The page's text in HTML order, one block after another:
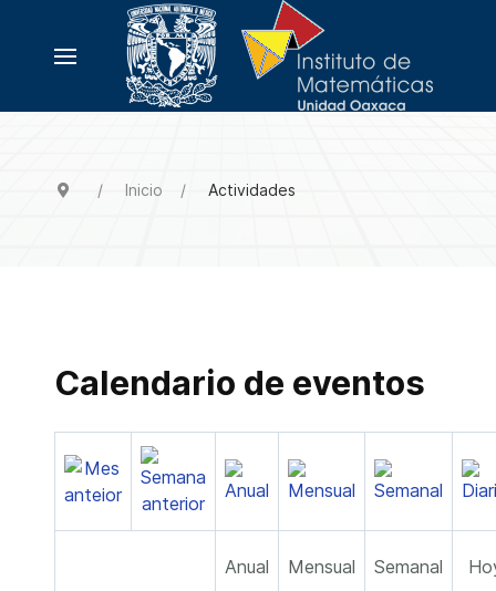
Inicio Actividades
Calendario de eventos
Anual Mensual Semanal